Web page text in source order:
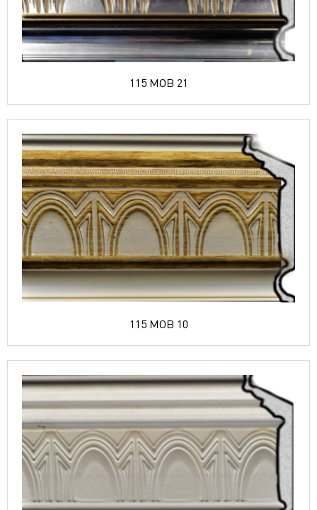
115 MOB 21
115 MOB 10